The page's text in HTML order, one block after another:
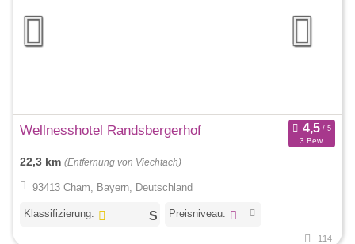
Wellnesshotel Randsbergerhof
3 Bew.
22,3 km (Entfernung von Viechtach)
93413 Cham, Bayern, Deutschland
Klassifizierung: Preisniveau:
114